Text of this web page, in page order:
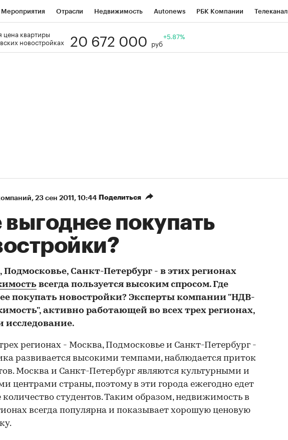
Мероприятия Отрасли Недвижимость Autonews РБК Компании Телеканал
Визионеры
цена квартиры
новостройках
20 672 000 руб
+5.87%
⁠, 23 сен 2011, 10:44 Поделиться
выгоднее покупать
Подмосковье, Санкт-Петербург - в этих регионах
всегда пользуется высоким спросом. Где
покупать новостройки? Эксперты компании "НДВ-
активно работающей во всех трех регионах,
исследование.
регионах - Москва, Подмосковье и Санкт-Петербург -
развивается высокими темпами, наблюдается приток
Москва и Санкт-Петербург являются культурными и
центрами страны, поэтому в эти города ежегодно едет
количество студентов. Таким образом, недвижимость в
всегда популярна и показывает хорошую ценовую